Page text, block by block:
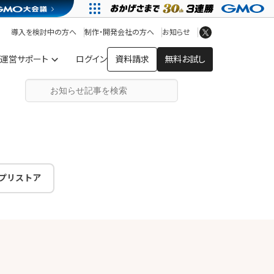
運営サポート ログイン 資料請求 無料お試し
導入を検討中の方へ 制作・開発会社の方へ お知らせ
アプリストア
ヘルプを見る
ヘルプセンター
リストア